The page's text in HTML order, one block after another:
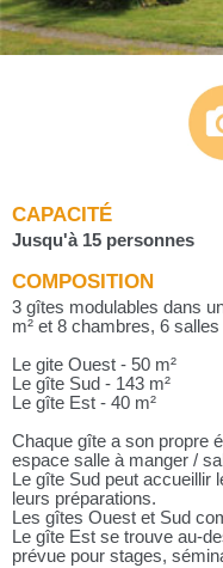
CAPACITÉ
Jusqu'à 15 personnes
COMPOSITION
3 gîtes modulables dans
m² et 8 chambres, 6
Le gite Ouest - 50 m²
Le gîte Sud - 143 m²
Le gîte Est - 40 m²
Chaque gîte a son propre
espace salle à manger /
Le gîte Sud peut accueillir
leurs préparations.
Les gîtes Ouest et Sud
Le gîte Est se trouve au-
prévue pour stages,